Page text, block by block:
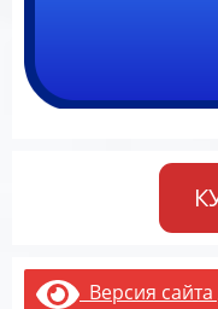
Версия